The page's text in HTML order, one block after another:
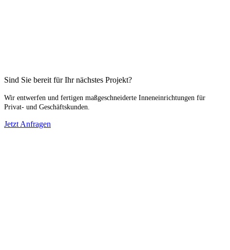
Sind Sie bereit für Ihr nächstes Projekt?
Wir entwerfen und fertigen maßgeschneiderte Inneneinrichtungen für
Privat- und Geschäftskunden.
Jetzt Anfragen